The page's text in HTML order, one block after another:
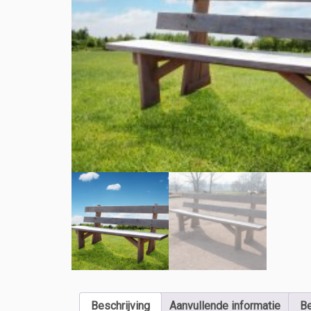
Beschrijving Aanvullende informatie